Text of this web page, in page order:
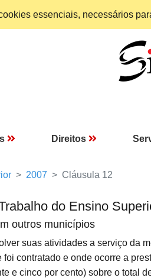
essenciais, necessários
Direitos
2007 Cláusula 12
do Ensino
outros municípios
suas atividades a serviço da
contratado e onde ocorre a
e cinco por cento) sobre o total